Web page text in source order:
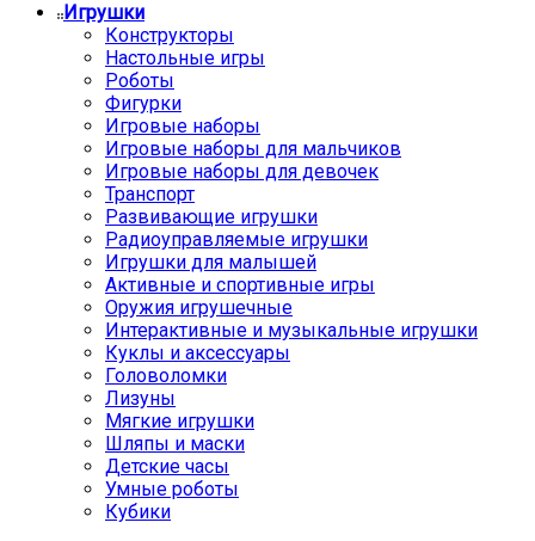
Игрушки
Конструкторы
Настольные игры
Роботы
Фигурки
Игровые наборы
Игровые наборы для мальчиков
Игровые наборы для девочек
Транспорт
Развивающие игрушки
Радиоуправляемые игрушки
Игрушки для малышей
Активные и спортивные игры
Оружия игрушечные
Интерактивные и музыкальные игрушки
Куклы и аксессуары
Головоломки
Лизуны
Мягкие игрушки
Шляпы и маски
Детские часы
Умные роботы
Кубики